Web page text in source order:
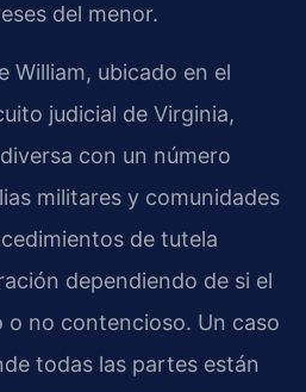
del menor.
William, ubicado en el
judicial de Virginia,
con un número
militares y comunidades
de tutela
dependiendo de si el
o no contencioso. Un caso
todas las partes están